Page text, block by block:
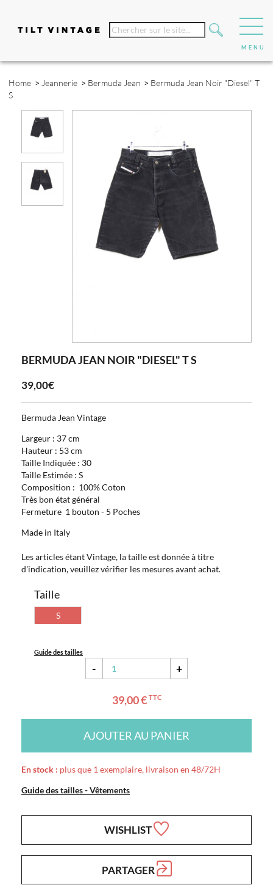
Home > Jeannerie > Bermuda Jean > Bermuda Jean Noir "Diesel" T
S
BERMUDA JEAN NOIR "DIESEL" T S
39,00€
Bermuda Jean Vintage
Largeur : 37 cm
Hauteur : 53 cm
Taille Indiquée : 30
Taille Estimée : S
Composition : 100% Coton
Très bon état général
Fermeture 1 bouton - 5 Poches
Made in Italy
Les articles étant Vintage, la taille est donnée à titre
d'indication, veuillez vérifier les mesures avant achat.
Taille
S
Guide des tailles
- +
39,00 € TTC
AJOUTER AU PANIER
En stock : plus que 1 exemplaire, livraison en 48/72H
Guide des tailles - Vêtements
WISHLIST
PARTAGER